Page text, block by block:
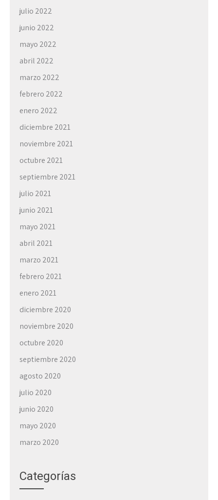
julio 2022
junio 2022
mayo 2022
abril 2022
marzo 2022
febrero 2022
enero 2022
diciembre 2021
noviembre 2021
octubre 2021
septiembre 2021
julio 2021
junio 2021
mayo 2021
abril 2021
marzo 2021
febrero 2021
enero 2021
diciembre 2020
noviembre 2020
octubre 2020
septiembre 2020
agosto 2020
julio 2020
junio 2020
mayo 2020
marzo 2020
Categorías